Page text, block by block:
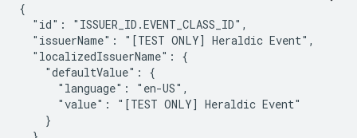
{
  "id": "ISSUER_ID.EVENT_CLASS_ID",
  "issuerName": "[TEST ONLY] Heraldic Event",
  "localizedIssuerName": {
    "defaultValue": {
      "language": "en-US",
      "value": "[TEST ONLY] Heraldic Event"
    }